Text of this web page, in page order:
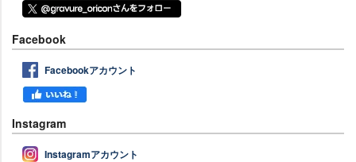
Facebook
Facebookアカウント
Instagram
Instagramアカウント